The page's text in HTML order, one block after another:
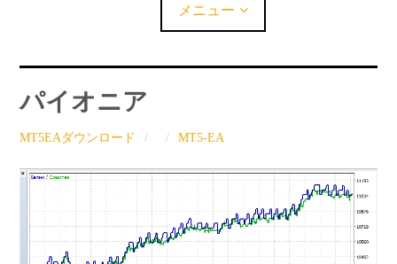
メニュー
MT5-EAﾀﾞｳﾝﾛｰﾄﾞ
MT5インジケーター(制限解除中)
MT4-EAﾀﾞｳﾝﾛｰﾄﾞ
MT4インジケーター(制限解除中)
パイオニア
MT5EAダウンロード MT5-EA